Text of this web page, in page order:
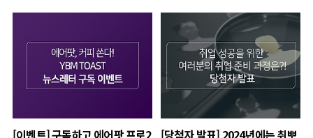
[이벤트] 구독하고 에어팟 프로2
[당첨자 발표] 2024년에는 취뽀